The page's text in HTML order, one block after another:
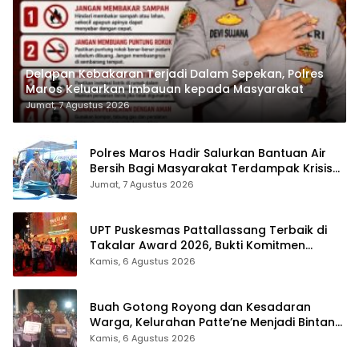
Delapan Kebakaran Terjadi Dalam Sepekan, Polres
Maros Keluarkan Imbauan kepada Masyarakat
Jumat, 7 Agustus 2026
Polres Maros Hadir Salurkan Bantuan Air
Bersih Bagi Masyarakat Terdampak Krisis
Air Bersih Di Maros
Jumat, 7 Agustus 2026
UPT Puskesmas Pattallassang Terbaik di
Takalar Award 2026, Bukti Komitmen
Hadirkan Pelayanan Kesehatan Berkualitas
Kamis, 6 Agustus 2026
Buah Gotong Royong dan Kesadaran
Warga, Kelurahan Patte’ne Menjadi Bintang
Takalar Award 2026
Kamis, 6 Agustus 2026